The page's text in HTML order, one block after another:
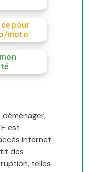
pour
moto
déménager,
est
Internet
des
telles